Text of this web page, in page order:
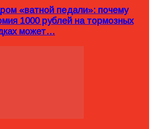
«ватной педали»: почему
1000 рублей на тормозных
может…